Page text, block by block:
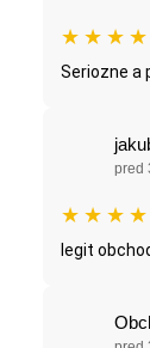
★ ★ ★ ★
Seriozne a
pred
★ ★ ★ ★
legit